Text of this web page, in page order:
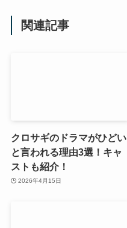
関連記事
クロサギのドラマがひどい
と言われる理由3選！キャ
ストも紹介！
2026年4月15日